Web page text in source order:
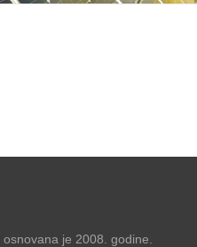
osnovana je 2008. godine.